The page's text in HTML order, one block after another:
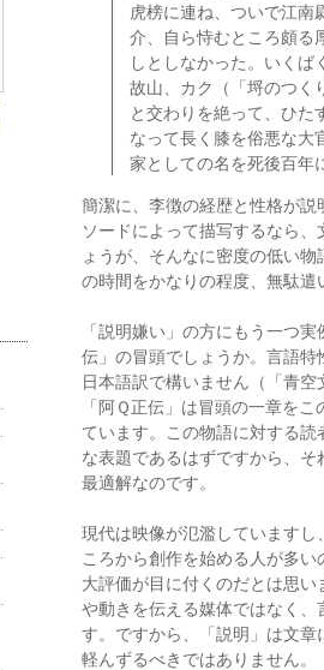
虎榜に連ね、ついで江南
介、自ら恃むところ頗る
しとしなかった。いくば
故山、カク（「埒のつく
と交わりを絶って、ひた
なって長く膝を俗悪な大
家としての名を死後百年
簡潔に、李徴の経歴と性格が
ソードによって描写するなら
ょうが、そんなに密度の低い
の時間をかなりの程度、無駄遣
「説明嫌い」の方にもう一つ
伝」の冒頭でしょうか。言語
日本語訳で構いません（「青空
「阿Ｑ正伝」は冒頭の一章を
ています。この物語に対する
な表題であるはずですから、
最適解なのです。
現代は映像が氾濫していますし
ころから創作を始める人が多
大評価が目に付くのだとは思
や動きを伝える媒体ではなく
す。ですから、「説明」は文章
軽んずるべきではありません。